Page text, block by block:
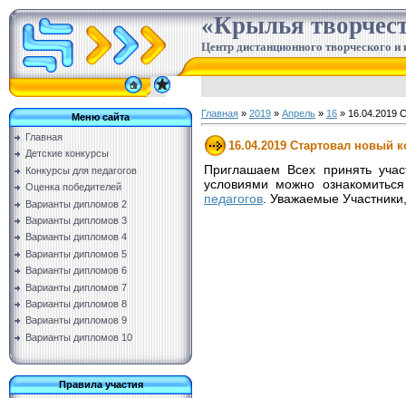
«Крылья
Центр дистанционного творческого и
Меню сайта
Главная
Детские конкурсы
Конкурсы для педагогов
Оценка победителей
Варианты дипломов 2
Варианты дипломов 3
Варианты дипломов 4
Варианты дипломов 5
Варианты дипломов 6
Варианты дипломов 7
Варианты дипломов 8
Варианты дипломов 9
Варианты дипломов 10
Правила участия
Главная » 2019 » Апрель » 16 » 16.04.2019
16.04.2019 Стартовал новый
Приглашаем Всех принять
условиями можно
педагогов . Уважаемые